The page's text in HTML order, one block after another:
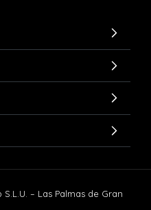
– Las Palmas de Gran